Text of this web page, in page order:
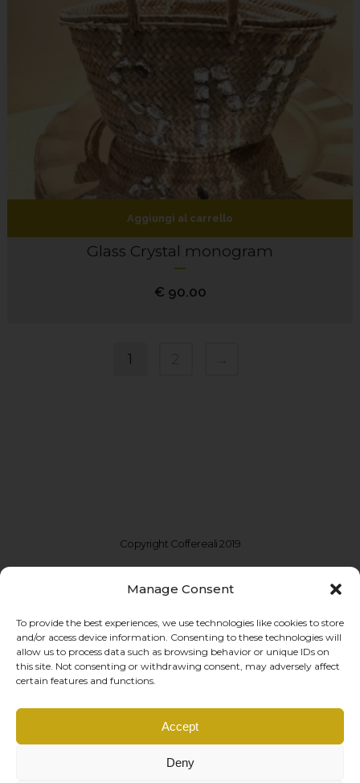
Manage Consent
To provide the best experiences, we use technologies like cookies to store
and/or access device information. Consenting to these technologies will
allow us to process data such as browsing behavior or unique IDs on
this site. Not consenting or withdrawing consent, may adversely affect
certain features and functions.
Accept
Deny
Aggiungi al carrello
Glass Crystal monogram
€ 90.00
1
Copyright Coffereali 2019
Coffe Reali Design di Morabito G. Susanna
Via Libertà, 97 – 90143 Palermo (PA)
P.IVA: IT06781690828 |info@coffereali.com
Condizioni di vendita